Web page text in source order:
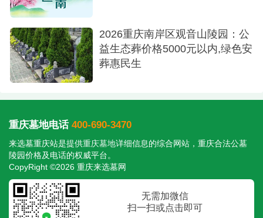
考察，亲身感受其优美的环境与专业的服务。
2026重庆南岸区观音山陵园：公
益生态葬价格5000元以内,绿色安
葬惠民生
重庆墓地电话 400-690-3470
来选墓重庆站是提供重庆墓地详细信息的综合网站，重庆合法公墓
陵园价格及电话的权威平台。
CopyRight ©2026 重庆来选墓网
无需加微信
扫一扫或点击即可